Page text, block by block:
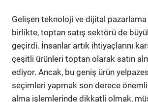
Gelişen teknoloji ve dijital
birlikte, toptan satış sektörü de
geçirdi. İnsanlar artık ihtiyaçlarını
çeşitli ürünleri toptan olarak satın
ediyor. Ancak, bu geniş ürün
seçimleri yapmak son derece
alma işlemlerinde dikkatli olmak,